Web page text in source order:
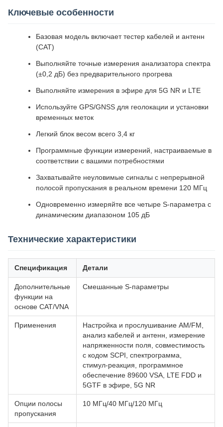
Ключевые особенности
Базовая модель включает тестер кабелей и антенн
(CAT)
Выполняйте точные измерения анализатора спектра
(±0,2 дБ) без предварительного прогрева
Выполняйте измерения в эфире для 5G NR и LTE
Используйте GPS/GNSS для геолокации и установки
временных меток
Легкий блок весом всего 3,4 кг
Программные функции измерений, настраиваемые в
соответствии с вашими потребностями
Захватывайте неуловимые сигналы с непрерывной
полосой пропускания в реальном времени 120 МГц
Одновременно измеряйте все четыре S-параметра с
динамическим диапазоном 105 дБ
Технические характеристики
Спецификация Детали
Дополнительные
функции на
основе CAT/VNA
Смешанные S-параметры
Применения
Настройка и прослушивание AM/FM,
анализ кабелей и антенн, измерение
напряженности поля, совместимость
с кодом SCPI, спектрограмма,
стимул-реакция, программное
обеспечение 89600 VSA, LTE FDD и
5GTF в эфире, 5G NR
Опции полосы
пропускания
10 МГц/40 МГц/120 МГц